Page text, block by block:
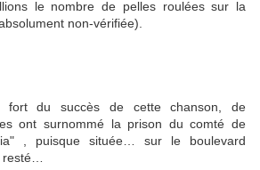
le nombre de pelles roulées sur la
non-vérifiée).
fort du succès de cette chanson, de
ont surnommé la prison du comté de
, puisque située… sur le boulevard
resté…